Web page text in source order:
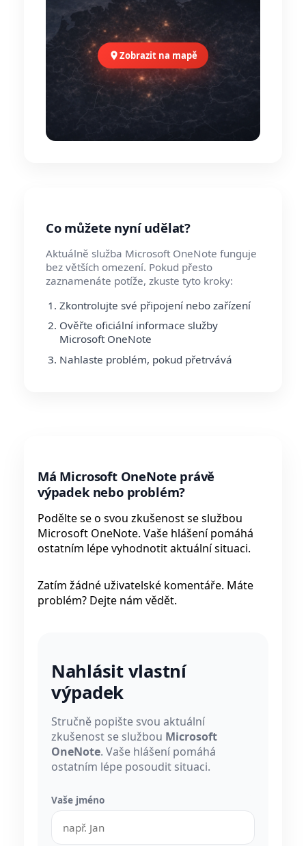
Zobrazit na mapě
Co můžete nyní udělat?
Aktuálně služba Microsoft OneNote funguje
bez větších omezení. Pokud přesto
zaznamenáte potíže, zkuste tyto kroky:
Zkontrolujte své připojení nebo zařízení
Ověřte oficiální informace služby
Microsoft OneNote
Nahlaste problém, pokud přetrvává
Má Microsoft OneNote právě
výpadek nebo problém?
Podělte se o svou zkušenost se službou
Microsoft OneNote. Vaše hlášení pomáhá
ostatním lépe vyhodnotit aktuální situaci.
Zatím žádné uživatelské komentáře. Máte
problém? Dejte nám vědět.
Nahlásit vlastní
výpadek
Stručně popište svou aktuální
zkušenost se službou Microsoft
OneNote. Vaše hlášení pomáhá
ostatním lépe posoudit situaci.
Vaše jméno